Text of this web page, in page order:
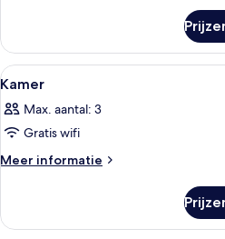
Alle
foto's
voor
Kamer
laden
8
Kamer
Max. aantal: 3
Gratis wifi
Meer informatie
Meer